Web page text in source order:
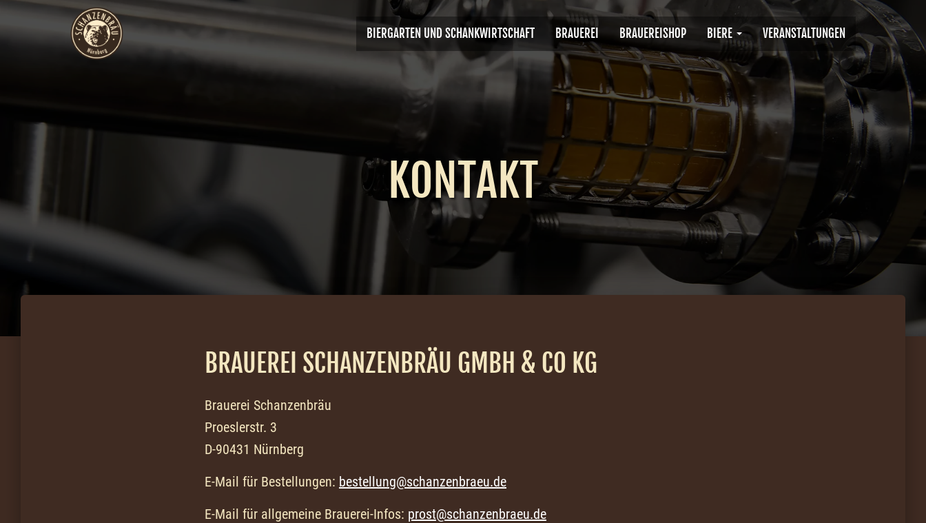
BIERGARTEN UND SCHANKWIRTSCHAFT BRAUEREI BRAUEREISHOP BIERE VERANSTALTUNGEN
KONTAKT
BRAUEREI SCHANZENBRÄU GMBH & CO KG
Brauerei Schanzenbräu
Proeslerstr. 3
D-90431 Nürnberg
E-Mail für Bestellungen: bestellung@schanzenbraeu.de
E-Mail für allgemeine Brauerei-Infos: prost@schanzenbraeu.de